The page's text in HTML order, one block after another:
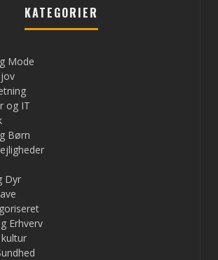
KATEGORIER
Mode
og IT
Børn
Dyr
Erhverv